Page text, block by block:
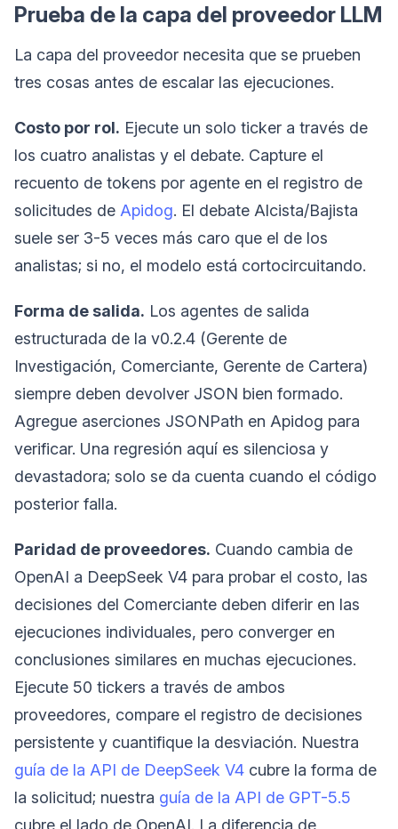
Prueba de la capa del proveedor LLM
La capa del proveedor necesita que se prueben
tres cosas antes de escalar las ejecuciones.
Costo por rol. Ejecute un solo ticker a través de
los cuatro analistas y el debate. Capture el
recuento de tokens por agente en el registro de
solicitudes de Apidog. El debate Alcista/Bajista
suele ser 3-5 veces más caro que el de los
analistas; si no, el modelo está cortocircuitando.
Forma de salida. Los agentes de salida
estructurada de la v0.2.4 (Gerente de
Investigación, Comerciante, Gerente de Cartera)
siempre deben devolver JSON bien formado.
Agregue aserciones JSONPath en Apidog para
verificar. Una regresión aquí es silenciosa y
devastadora; solo se da cuenta cuando el código
posterior falla.
Paridad de proveedores. Cuando cambia de
OpenAI a DeepSeek V4 para probar el costo, las
decisiones del Comerciante deben diferir en las
ejecuciones individuales, pero converger en
conclusiones similares en muchas ejecuciones.
Ejecute 50 tickers a través de ambos
proveedores, compare el registro de decisiones
persistente y cuantifique la desviación. Nuestra
guía de la API de DeepSeek V4 cubre la forma de
la solicitud; nuestra guía de la API de GPT-5.5
cubre el lado de OpenAI. La diferencia de